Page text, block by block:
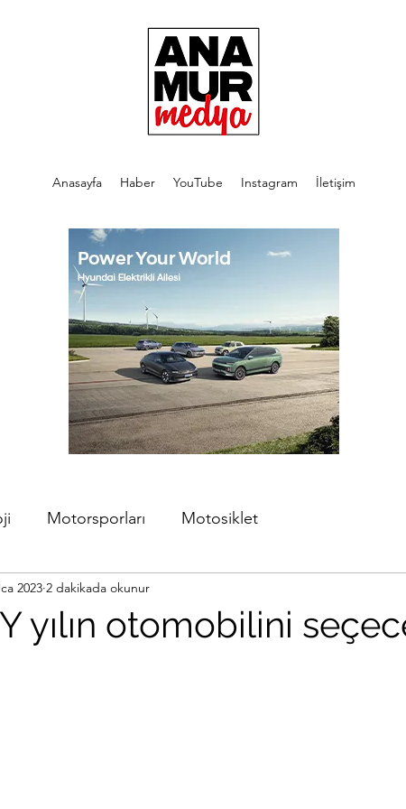
Anasayfa Haber YouTube Instagram İletişim
Motorsporları Motosiklet
yılın otomobilini
2023 2 dakikada okunur